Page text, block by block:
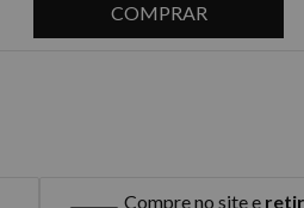
COMPRAR
Compre no site e